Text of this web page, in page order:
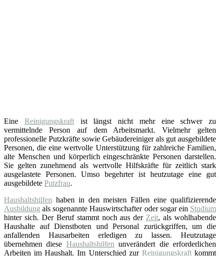
Eine Reinigungskraftist längst nicht mehr eine schwer zu
vermittelnde Person auf dem Arbeitsmarkt. Vielmehr gelten
professionelle Putzkräfte sowie Gebäudereiniger als gut ausgebildete
Personen, die eine wertvolle Unterstützung für zahlreiche Familien,
alte Menschen und körperlich eingeschränkte Personen darstellen.
Sie gelten zunehmend als wertvolle Hilfskräfte für zeitlich stark
ausgelastete Personen. Umso begehrter ist heutzutage eine gut
ausgebildete Putzfrau.
Haushaltshilfen haben in den meisten Fällen eine qualifizierende
Ausbildung als sogenannte Hauswirtschafter oder sogar ein Studium
hinter sich. Der Beruf stammt noch aus der Zeit, als wohlhabende
Haushalte auf Dienstboten und Personal zurückgriffen, um die
anfallenden Hausarbeiten erledigen zu lassen. Heutzutage
übernehmen diese Haushaltshilfen unverändert die erforderlichen
Arbeiten im Haushalt. Im Unterschied zur Reinigungskraftkommt